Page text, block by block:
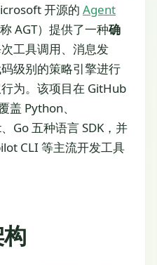
开源的 Agent
称 AGT）提供了一种确
工具调用、消息发
级别的策略引擎进行
为。该项目在 GitHub
盖 Python、
Go 五种语言 SDK，并
CLI 等主流开发工具